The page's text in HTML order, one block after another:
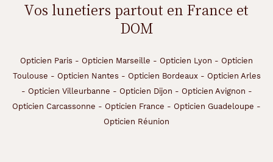
Vos lunetiers partout en France et
DOM
Opticien Paris - Opticien Marseille - Opticien Lyon - Opticien
Toulouse - Opticien Nantes - Opticien Bordeaux- Opticien Arles
- Opticien Villeurbanne - Opticien Dijon - Opticien Avignon -
Opticien Carcassonne - Opticien France - Opticien Guadeloupe -
Opticien Réunion